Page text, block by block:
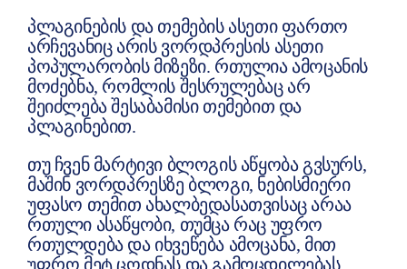
პლაგინების და თემების ასეთი ფართო
არჩევანიც არის ვორდპრესის ასეთი
პოპულარობის მიზეზი. რთულია ამოცანის
მოძებნა, რომლის შესრულებაც არ
შეიძლება შესაბამისი თემებით და
პლაგინებით.
თუ ჩვენ მარტივი ბლოგის აწყობა გვსურს,
მაშინ ვორდპრესზე ბლოგი, ნებისმიერი
უფასო თემით ახალბედასათვისაც არაა
რთული ასაწყობი, თუმცა რაც უფრო
რთულდება და იხვეწება ამოცანა, მით
უფრო მეტ ცოდნას და გამოცდილებას